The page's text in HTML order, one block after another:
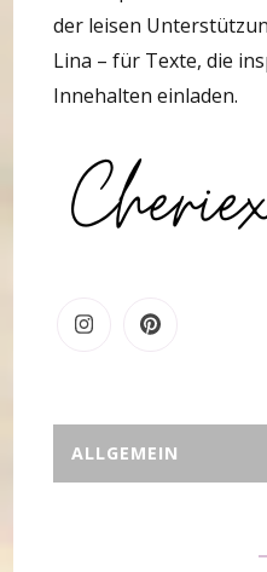
der leisen
Lina – für Texte, die
Innehalten einladen.
ALLGEMEIN